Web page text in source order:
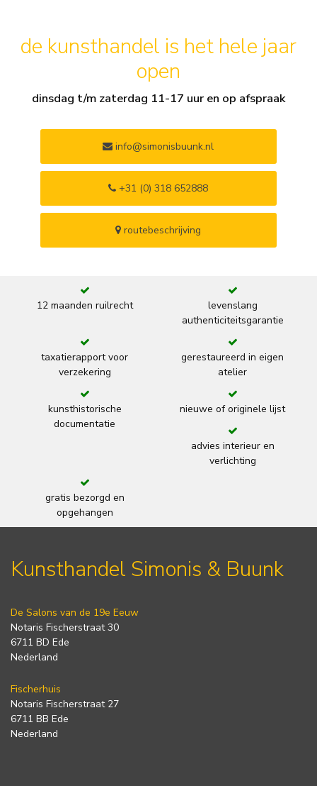
de kunsthandel is het hele jaar
open
dinsdag t/m zaterdag 11-17 uur en op afspraak
info@simonisbuunk.nl
+31 (0) 318 652888
routebeschrijving
12 maanden ruilrecht
levenslang
authenticiteitsgarantie
taxatierapport voor
verzekering
gerestaureerd in eigen
atelier
kunsthistorische
documentatie
nieuwe of originele lijst
advies interieur en
verlichting
gratis bezorgd en
opgehangen
Kunsthandel Simonis & Buunk
De Salons van de 19e Eeuw
Notaris Fischerstraat 30
6711 BD Ede
Nederland
Fischerhuis
Notaris Fischerstraat 27
6711 BB Ede
Nederland